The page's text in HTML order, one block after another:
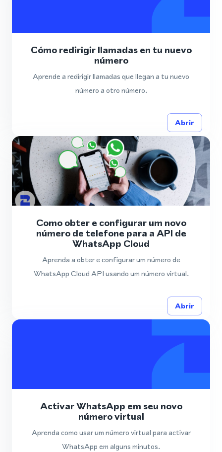
Cómo redirigir llamadas en tu nuevo
número
Aprende a redirigir llamadas que llegan a tu nuevo
número a otro número.
Abrir
Como obter e configurar um novo
número de telefone para a API de
WhatsApp Cloud
Aprenda a obter e configurar um número de
WhatsApp Cloud API usando um número virtual.
Abrir
Activar WhatsApp em seu novo
número virtual
Aprenda como usar um número virtual para activar
WhatsApp em alguns minutos.